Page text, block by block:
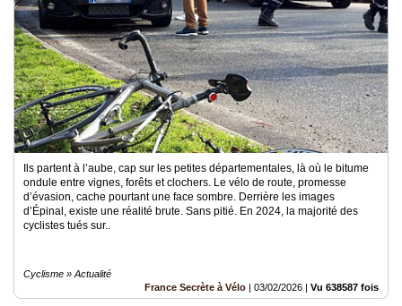
Ils partent à l’aube, cap sur les petites départementales, là où le bitume
ondule entre vignes, forêts et clochers. Le vélo de route, promesse
d’évasion, cache pourtant une face sombre. Derrière les images
d’Épinal, existe une réalité brute. Sans pitié. En 2024, la majorité des
cyclistes tués sur..
Cyclisme » Actualité
France Secrète à Vélo | 03/02/2026 | Vu 638587 fois